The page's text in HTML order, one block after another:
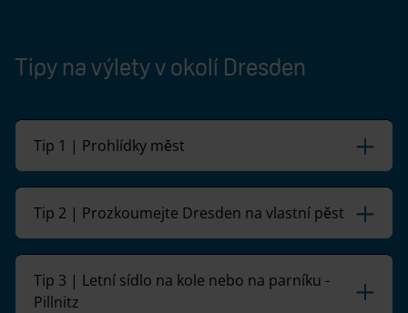
Tipy na výlety v okolí Dresden
Tip 1 | Prohlídky měst
Tip 2 | Prozkoumejte Dresden na vlastní pěst
Tip 3 | Letní sídlo na kole nebo na parníku -
Pillnitz